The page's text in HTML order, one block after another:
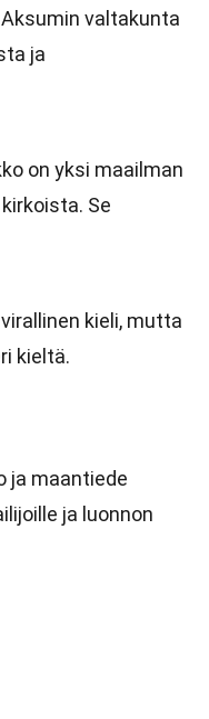
valtakunta
ja
on yksi maailman
Se
kieli, mutta
kieltä.
ja maantiede
ja luonnon